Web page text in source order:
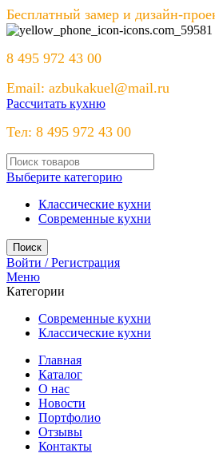
Бесплатный замер и дизайн-
8 495 972 43 00
Email: azbukakuel@mail.ru
Рассчитать кухню
Тел: 8 495 972 43 00
Выберите категорию
Классические кухни
Современные кухни
Поиск
Войти / Регистрация
Меню
Категории
Современные кухни
Классические кухни
Главная
Каталог
О нас
Новости
Портфолио
Отзывы
Контакты